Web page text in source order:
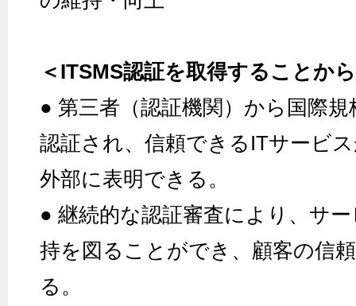
＜ITSMS認証を取得することか
● 第三者（認証機関）から国際
認証され、信頼できるITサービ
外部に表明できる。
● 継続的な認証審査により、サ
持を図ることができ、顧客の信
る。